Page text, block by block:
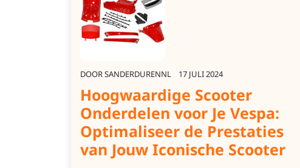
DOORSANDERDURENNL 17 JULI 2024
Hoogwaardige Scooter
Onderdelen voor Je Vespa:
Optimaliseer de Prestaties
van Jouw Iconische Scooter